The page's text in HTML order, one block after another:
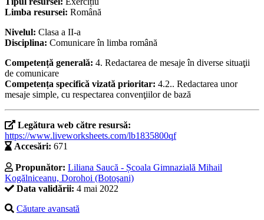
Limba resursei: Română
Nivelul: Clasa a II-a
Disciplina: Comunicare în limba română
Competență generală: 4. Redactarea de mesaje în diverse situaţii
de comunicare
Competența specifică vizată prioritar: 4.2.. Redactarea unor
mesaje simple, cu respectarea convenţiilor de bază
Legătura web către resursă:
https://www.liveworksheets.com/lb1835800qf
Accesări: 671
Propunător: Liliana Saucă - Școala Gimnazială Mihail
Kogălniceanu, Dorohoi (Botoşani)
Data validării: 4 mai 2022
Căutare avansată